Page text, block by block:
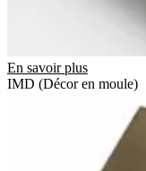
En savoir plus
IMD (Décor en moule)